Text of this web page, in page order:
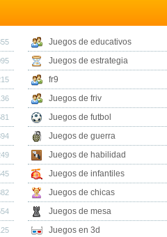
Juegos de educativos
Juegos de estrategia
fr9
Juegos de friv
Juegos de futbol
Juegos de guerra
Juegos de habilidad
Juegos de infantiles
Juegos de chicas
Juegos de mesa
Juegos en 3d